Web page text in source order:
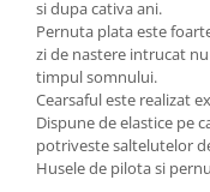
Scoica
Subtire
Roz
Saculeti dormit si
Sisteme de infasare
Ultima bucata
4 Anotimpuri
Antialergica
Bumbac
Cu Perne
De Iarna
De Vara
si dupa cativa ani.
Pernuta plata este
zi de nastere intrucat
timpul somnului.
Cearsaful este realizat
Dispune de elastice pe
potriveste saltelutelor
Husele de pilota si